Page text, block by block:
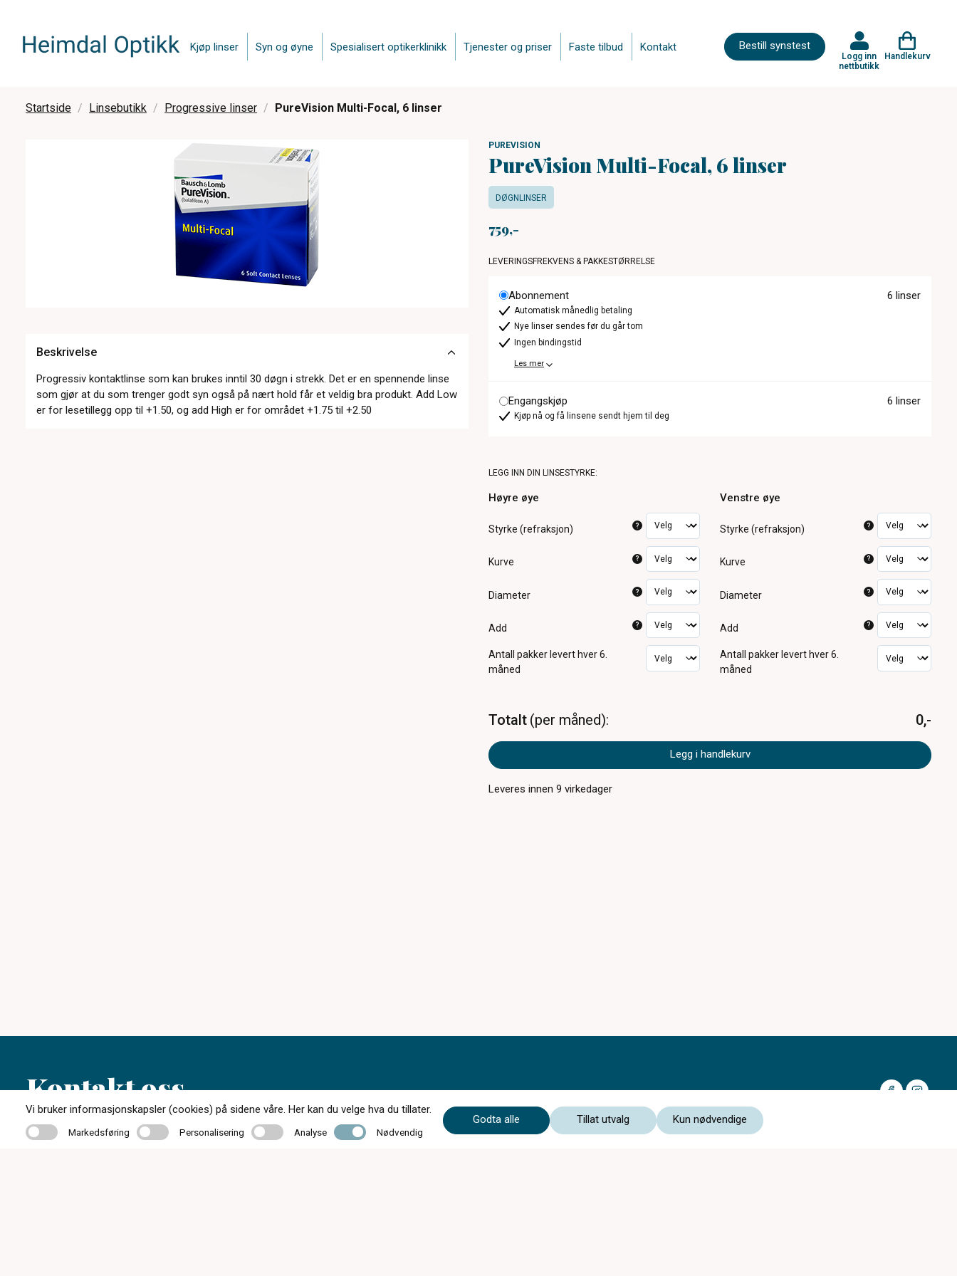
Bestill synstest
Kjøp linser Syn og øyne Spesialisert optikerklinikk Tjenester og priser Faste tilbud Kontakt
Logg inn
nettbutikk
Handlekurv
Startside Linsebutikk Progressive linser PureVision Multi-Focal, 6 linser
Beskrivelse
Progressiv kontaktlinse som kan brukes inntil 30 døgn i strekk. Det er en spennende linse
som gjør at du som trenger godt syn også på nært hold får et veldig bra produkt. Add Low
er for lesetillegg opp til +1.50, og add High er for området +1.75 til +2.50
PUREVISION
PureVision Multi-Focal, 6 linser
DØGNLINSER
759
LEVERINGSFREKVENS & PAKKESTØRRELSE
Abonnement 6 linser
Automatisk månedlig betaling
Nye linser sendes før du går tom
Ingen bindingstid
Les mer
Engangskjøp 6 linser
Kjøp nå og få linsene sendt hjem til deg
LEGG INN DIN LINSESTYRKE:
Høyre øye
Styrke (refraksjon) ?
Kurve ?
Diameter ?
Add ?
Antall pakkerlevert hver 6.
måned
Venstre øye
Styrke (refraksjon) ?
Kurve ?
Diameter ?
Add ?
Antall pakkerlevert hver 6.
måned
Totalt per måned 0,-
Legg i handlekurv
Leveres innen9 virkedager
Kontakt oss
72 84 50 31
Vi bruker informasjonskapsler (cookies) på sidene våre. Her kan du velge hva du tillater.
MarkedsføringMarkedsføring PersonaliseringPersonalisering Analyse Analyse Nødvendig Nødvendig
Godta alle Tillat utvalg Kun nødvendige